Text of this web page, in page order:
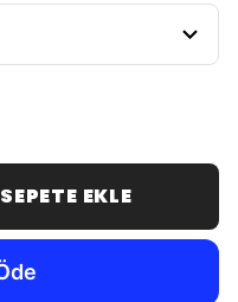
SEPETE EKLE